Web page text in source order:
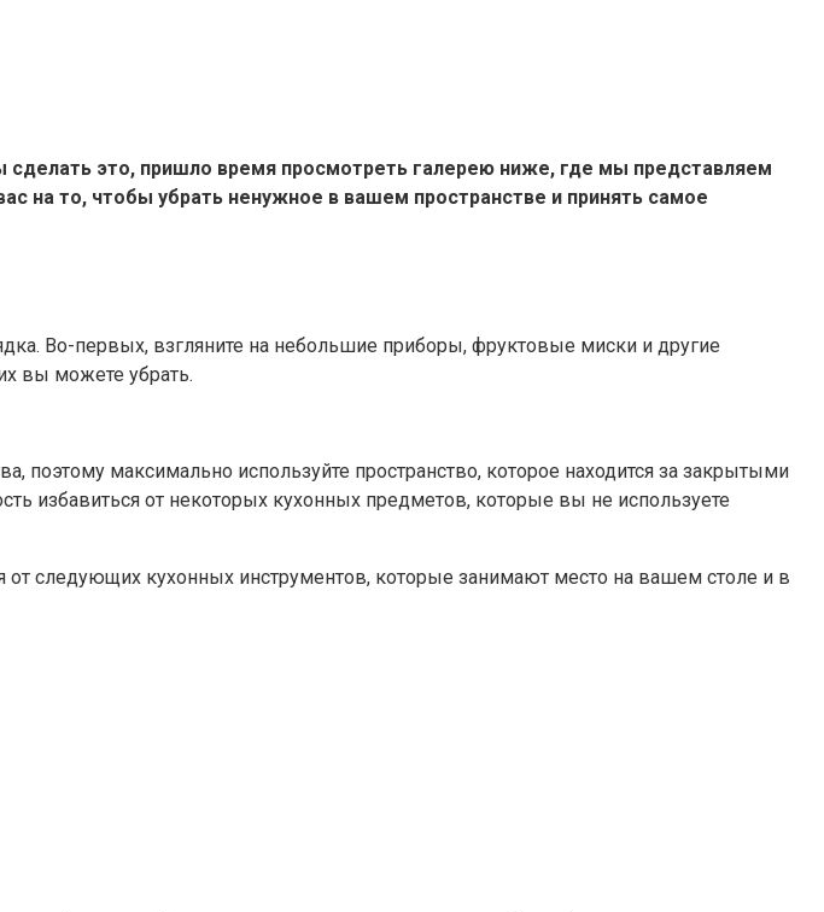
это, пришло время просмотреть галерею ниже, где мы представляем
на то, чтобы убрать ненужное в вашем пространстве и принять самое
Во-первых, взгляните на небольшие приборы, фруктовые миски и другие
вы можете убрать.
поэтому максимально используйте пространство, которое находится за закрытыми
избавиться от некоторых кухонных предметов, которые вы не используете
следующих кухонных инструментов, которые занимают место на вашем столе и в